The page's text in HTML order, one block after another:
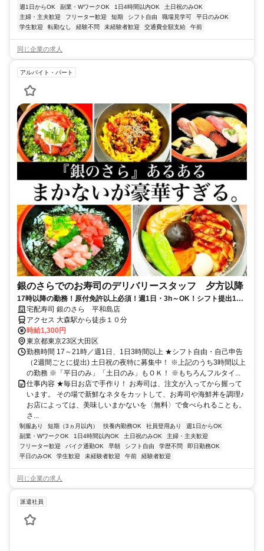
週1日からOK 副業・WワークOK 1日4時間以内OK
土日祝のみOK
主婦・主夫歓迎
フリーター歓迎 短期 シフト自由 職場見学可
平日のみOK
学生歓迎
転勤なし 経験不問 未経験者歓迎 交通費全額支給 午前
同じ企業の求人
アルバイト・パート
銀のさらでのお寿司のデリバリースタッフ 夕方以降
17時以降の勤務！原付免許以上必須！週1日・3h～OK！シフト提出1週
間毎★社割最大50％オフ！ 大森駅徒歩10分
宅配寿司 銀のさら 平和島店
アクセス 大森駅から徒歩１０分
時給1,300円
東京都東京23区大田区
勤務時間 17～21時／週1日、1日3時間以上 ★シフト自由・自己申告
（2週間ごとに提出) 土日祝の夜特に募集中！ ※上記のうち3時間以上
の勤務 ※「平日のみ」「土日のみ」もＯＫ！ ※もちろんフルタイ...
仕事内容 ★毎日お店で手作り！ お寿司は、注文が入ってから握って
います。 その場で新鮮なネタをカットして、お寿司や海鮮丼を調理♪
お店によっては、美味しいまかないを〈無料〉で食べられることも。
さ...
制服あり 短期（3ヵ月以内） 扶養内勤務OK 社員登用あり
週1日からOK
副業・WワークOK
1日4時間以内OK 土日祝のみOK
主婦・主夫歓迎
フリーター歓迎
バイク通勤OK 早朝 シフト自由 学歴不問
即日勤務OK
平日のみOK
学生歓迎 未経験者歓迎 午前 経験者歓迎
同じ企業の求人
派遣社員